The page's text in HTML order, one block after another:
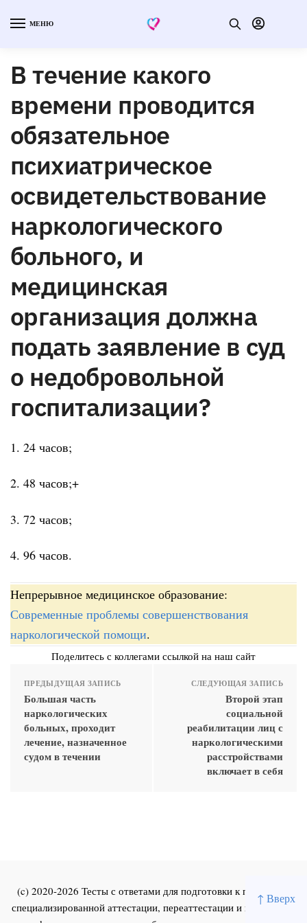
↑ Вверх
МЕНЮ
В течение какого
времени проводится
обязательное
психиатрическое
освидетельствование
наркологического
больного, и
медицинская
организация должна
подать заявление в суд
о недобровольной
госпитализации?
1. 24 часов;
2. 48 часов;+
3. 72 часов;
4. 96 часов.
Непрерывное медицинское образование:
Современные проблемы совершенствования
наркологической помощи.
Поделитесь с коллегами ссылкой на наш сайт
ПРЕДЫДУЩАЯ ЗАПИСЬ
Большая часть
наркологических
больных, проходит
лечение, назначенное
судом в течении
СЛЕДУЮЩАЯ ЗАПИСЬ
Второй этап
социальной
реабилитации лиц с
наркологическими
расстройствами
включает в себя
(c) 2020-2026 Тесты с ответами для подготовки к первичной
специализированной аттестации, переаттестации и повышения